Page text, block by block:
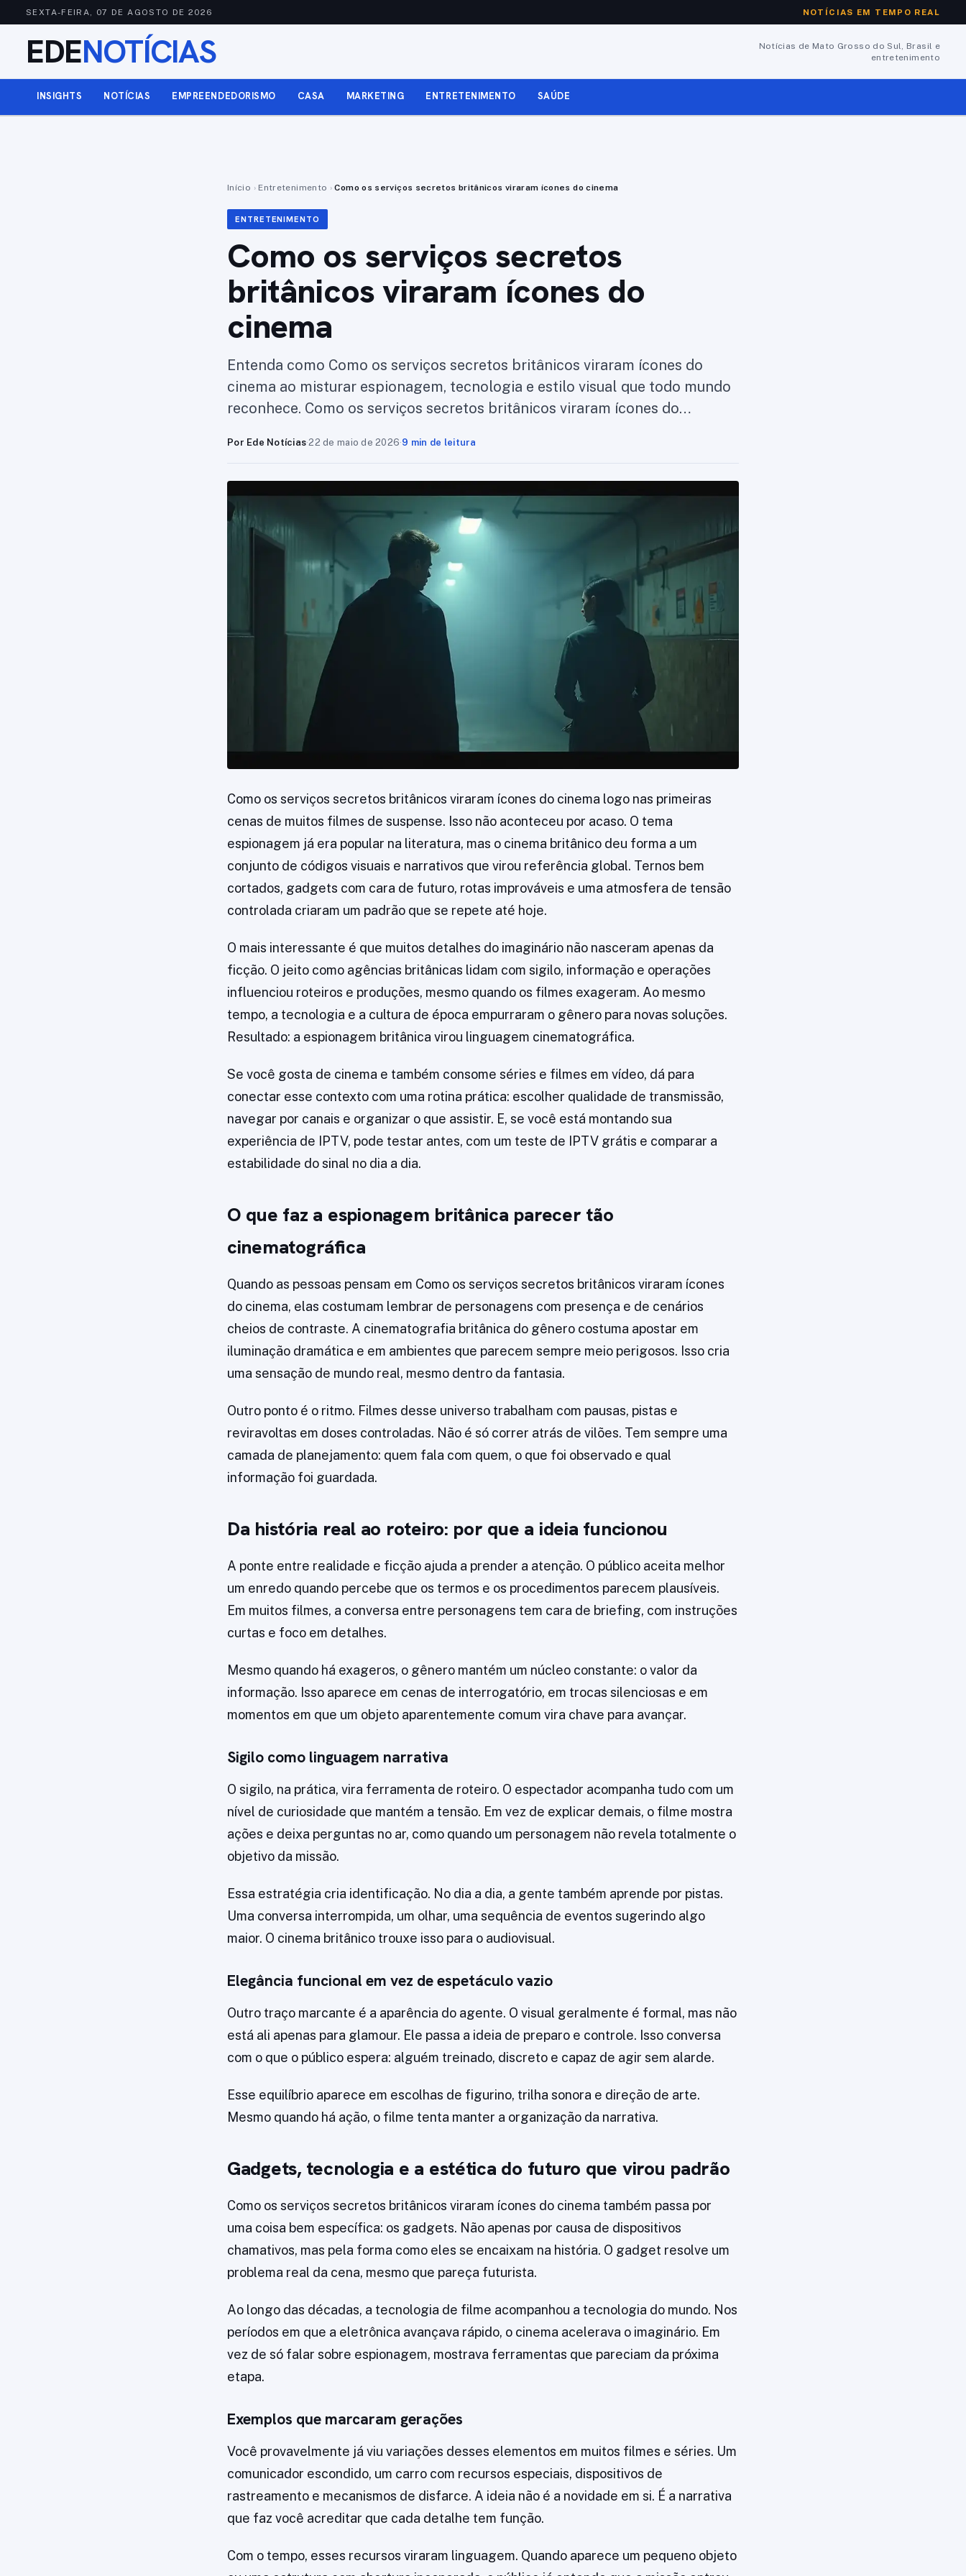
SEXTA-FEIRA, 07 DE AGOSTO DE 2026 NOTÍCIAS EM TEMPO REAL
EDENOTÍCIAS
Notícias de Mato Grosso do Sul, Brasil e
entretenimento
INSIGHTS NOTÍCIAS EMPREENDEDORISMO CASA MARKETING ENTRETENIMENTO SAÚDE
Início › Entretenimento › Como os serviços secretos britânicos viraram ícones do cinema
ENTRETENIMENTO
Como os serviços secretos
britânicos viraram ícones do
cinema
Entenda como Como os serviços secretos britânicos viraram ícones do
cinema ao misturar espionagem, tecnologia e estilo visual que todo mundo
reconhece. Como os serviços secretos britânicos viraram ícones do…
Por Ede Notícias·22 de maio de 2026·9 min de leitura
Como os serviços secretos britânicos viraram ícones do cinema logo nas primeiras
cenas de muitos filmes de suspense. Isso não aconteceu por acaso. O tema
espionagem já era popular na literatura, mas o cinema britânico deu forma a um
conjunto de códigos visuais e narrativos que virou referência global. Ternos bem
cortados, gadgets com cara de futuro, rotas improváveis e uma atmosfera de tensão
controlada criaram um padrão que se repete até hoje.
O mais interessante é que muitos detalhes do imaginário não nasceram apenas da
ficção. O jeito como agências britânicas lidam com sigilo, informação e operações
influenciou roteiros e produções, mesmo quando os filmes exageram. Ao mesmo
tempo, a tecnologia e a cultura de época empurraram o gênero para novas soluções.
Resultado: a espionagem britânica virou linguagem cinematográfica.
Se você gosta de cinema e também consome séries e filmes em vídeo, dá para
conectar esse contexto com uma rotina prática: escolher qualidade de transmissão,
navegar por canais e organizar o que assistir. E, se você está montando sua
experiência de IPTV, pode testar antes, com um teste de IPTV grátis e comparar a
estabilidade do sinal no dia a dia.
O que faz a espionagem britânica parecer tão
cinematográfica
Quando as pessoas pensam em Como os serviços secretos britânicos viraram ícones
do cinema, elas costumam lembrar de personagens com presença e de cenários
cheios de contraste. A cinematografia britânica do gênero costuma apostar em
iluminação dramática e em ambientes que parecem sempre meio perigosos. Isso cria
uma sensação de mundo real, mesmo dentro da fantasia.
Outro ponto é o ritmo. Filmes desse universo trabalham com pausas, pistas e
reviravoltas em doses controladas. Não é só correr atrás de vilões. Tem sempre uma
camada de planejamento: quem fala com quem, o que foi observado e qual
informação foi guardada.
Da história real ao roteiro: por que a ideia funcionou
A ponte entre realidade e ficção ajuda a prender a atenção. O público aceita melhor
um enredo quando percebe que os termos e os procedimentos parecem plausíveis.
Em muitos filmes, a conversa entre personagens tem cara de briefing, com instruções
curtas e foco em detalhes.
Mesmo quando há exageros, o gênero mantém um núcleo constante: o valor da
informação. Isso aparece em cenas de interrogatório, em trocas silenciosas e em
momentos em que um objeto aparentemente comum vira chave para avançar.
Sigilo como linguagem narrativa
O sigilo, na prática, vira ferramenta de roteiro. O espectador acompanha tudo com um
nível de curiosidade que mantém a tensão. Em vez de explicar demais, o filme mostra
ações e deixa perguntas no ar, como quando um personagem não revela totalmente o
objetivo da missão.
Essa estratégia cria identificação. No dia a dia, a gente também aprende por pistas.
Uma conversa interrompida, um olhar, uma sequência de eventos sugerindo algo
maior. O cinema britânico trouxe isso para o audiovisual.
Elegância funcional em vez de espetáculo vazio
Outro traço marcante é a aparência do agente. O visual geralmente é formal, mas não
está ali apenas para glamour. Ele passa a ideia de preparo e controle. Isso conversa
com o que o público espera: alguém treinado, discreto e capaz de agir sem alarde.
Esse equilíbrio aparece em escolhas de figurino, trilha sonora e direção de arte.
Mesmo quando há ação, o filme tenta manter a organização da narrativa.
Gadgets, tecnologia e a estética do futuro que virou padrão
Como os serviços secretos britânicos viraram ícones do cinema também passa por
uma coisa bem específica: os gadgets. Não apenas por causa de dispositivos
chamativos, mas pela forma como eles se encaixam na história. O gadget resolve um
problema real da cena, mesmo que pareça futurista.
Ao longo das décadas, a tecnologia de filme acompanhou a tecnologia do mundo. Nos
períodos em que a eletrônica avançava rápido, o cinema acelerava o imaginário. Em
vez de só falar sobre espionagem, mostrava ferramentas que pareciam da próxima
etapa.
Exemplos que marcaram gerações
Você provavelmente já viu variações desses elementos em muitos filmes e séries. Um
comunicador escondido, um carro com recursos especiais, dispositivos de
rastreamento e mecanismos de disfarce. A ideia não é a novidade em si. É a narrativa
que faz você acreditar que cada detalhe tem função.
Com o tempo, esses recursos viraram linguagem. Quando aparece um pequeno objeto